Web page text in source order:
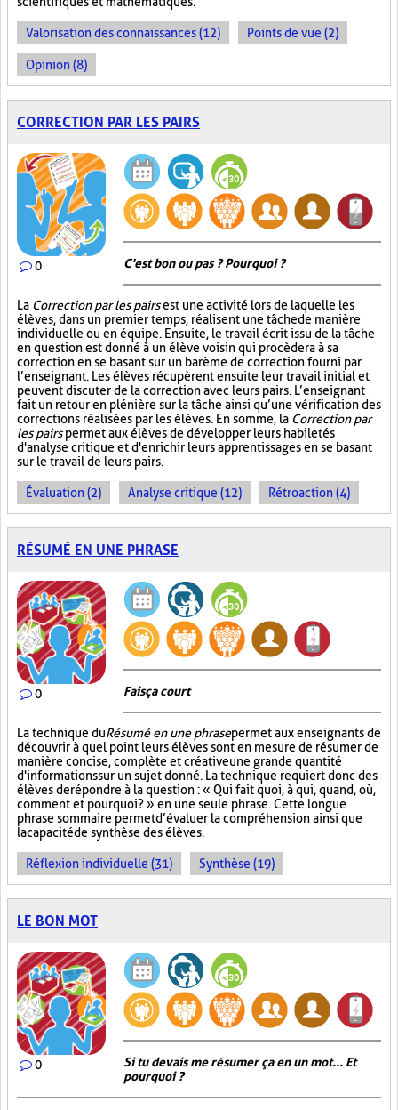
Valorisation des connaissances (12) Points de vue (2)
Opinion (8)
CORRECTION PAR LES PAIRS
0 C'est bon ou pas ? Pourquoi ?
La Correction par les pairsest une activité lors de laquelle les
élèves, dans un premier temps, réalisent une tâche de manière
individuelle ou en équipe. Ensuite, le travail écrit issu de la tâche
en question est donné à un élève voisin qui procèdera à sa
correction en se basant sur un barème de correction fourni par
l’enseignant. Les élèves récupèrent ensuite leur travail initial et
peuvent discuter de la correction avec leurs pairs. L’enseignant
fait un retour en plénière sur la tâche ainsi qu’une vérification des
corrections réalisées par les élèves. En somme, la Correction par
les pairspermet aux élèves de développer leurs habiletés
d'analyse critique et d'enrichir leurs apprentissages en se basant
sur le travail de leurs pairs.
Évaluation (2) Analyse critique (12) Rétroaction (4)
RÉSUMÉ EN UNE PHRASE
0 Fais ça court
La technique duRésumé en une phrasepermet aux enseignants de
découvrir à quel point leurs élèves sont en mesure de résumer de
manière concise, complète et créative une grande quantité
d'informations sur un sujet donné. La technique requiert donc des
élèves de répondre à la question : « Qui fait quoi, à qui, quand, où,
comment et pourquoi? » en une seule phrase. Cette longue
phrase sommaire permet d’évaluer la compréhension ainsi que
la capacité de synthèse des élèves.
Réflexion individuelle (31) Synthèse (19)
LE BON MOT
0
Si tu devais me résumer ça en un mot... Et
pourquoi ?